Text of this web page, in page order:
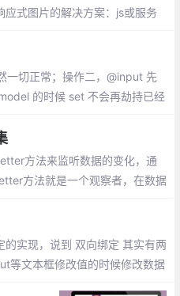
式图片的解决方案：js或服务
切正常；操作二，@input 先
的时候 set 不会再劫持已经
了
方法来监听数据的变化，通
方法就是一个观察者，在数据
实现，说到 双向绑定 其实有两
等文本框修改值的时候修改数据